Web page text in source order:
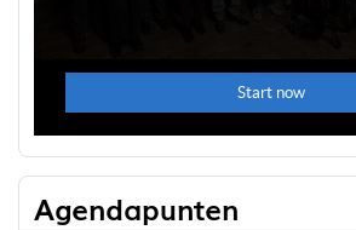
Agendapunten